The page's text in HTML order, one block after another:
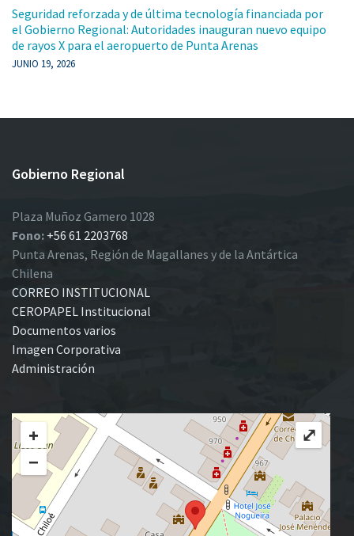
Seguridad reforzada y de última tecnología financiada por
el Gobierno Regional: Autoridades inauguran nuevo equipo
de rayos X para el aeropuerto de Punta Arenas
JUNIO 19, 2026
Gobierno Regional
Plaza Muñoz Gamero 1028
Fono: +56 61 2203768
Punta Arenas, Región de Magallanes y de la Antártica
Chilena
CORREO INSTITUCIONAL
CEROPAPEL Institucional
Documentos varios
Imagen Corporativa
Administración
+
−
⤢